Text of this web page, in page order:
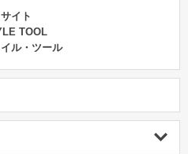
イト
TOOL
ル・ツール